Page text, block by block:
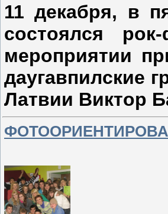
11 декабря, в
состоялся
мероприятии
даугавпилские
Латвии Виктор